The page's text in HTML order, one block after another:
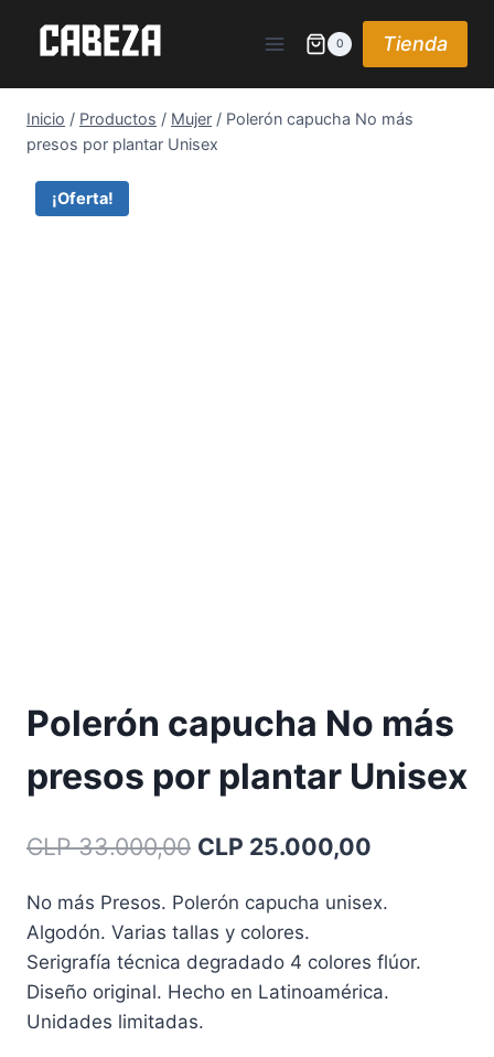
0 Tienda
Inicio / Productos / Mujer / Polerón capucha No más
presos por plantar Unisex
¡Oferta!
Polerón capucha No más
presos por plantar Unisex
CLP33.000,00 El
original
era:
CLP 33.000,00.
CLP 25.000,00
es:
CLP
No más Presos. Polerón capucha unisex.
Algodón. Varias tallas y colores.
Serigrafía técnica degradado 4 colores flúor.
Diseño original. Hecho en Latinoamérica.
Unidades limitadas.